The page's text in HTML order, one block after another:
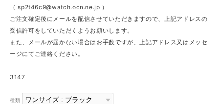
（sp2t46c9@watch.ocn.ne.jp ）
ご注文確定後にメールを配信させていただきますので、上記アドレスの
受信許可をしていただくようお願いします。
また、メールが届かない場合はお手数ですが、上記アドレス又はメッセ
ージにてご連絡ください。
3147
種類